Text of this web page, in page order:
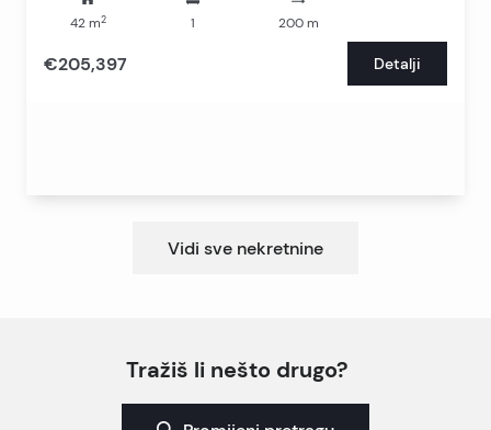
42m2 1 200m
€205,397 Detalji
Vidi sve nekretnine
Tražiš li nešto drugo?